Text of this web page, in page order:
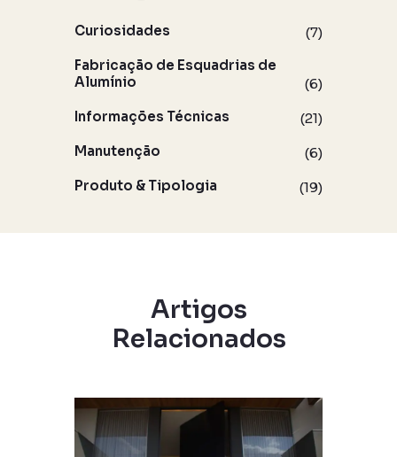
Curiosidades
(7)
Fabricação de Esquadrias de
Alumínio
(6)
Informações Técnicas
(21)
Manutenção
(6)
Produto & Tipologia
(19)
Artigos
Relacionados